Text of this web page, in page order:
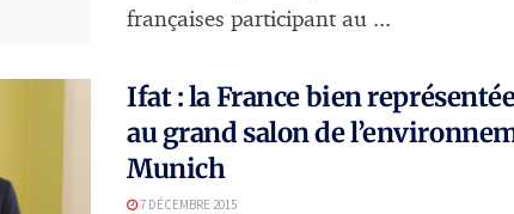
françaises participant au ...
Ifat : la France bien représentée
au grand salon de
Munich
7 DÉCEMBRE 2015